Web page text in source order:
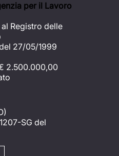
per il Lavoro
Registro delle
27/05/1999
2.500.000,00
SG del